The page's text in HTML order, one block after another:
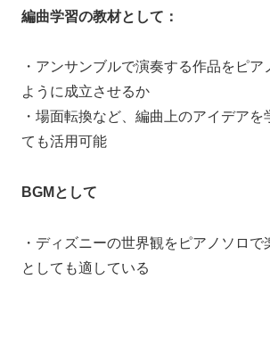
編曲学習の教材として：
・アンサンブルで演奏する作品をピ
ように成立させるか
・場面転換など、編曲上のアイデアを
ても活用可能
BGMとして
・ディズニーの世界観をピアノソロ
としても適している